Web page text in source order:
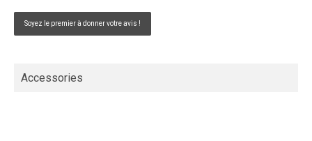
Soyez le premier à donner votre avis !
Accessories